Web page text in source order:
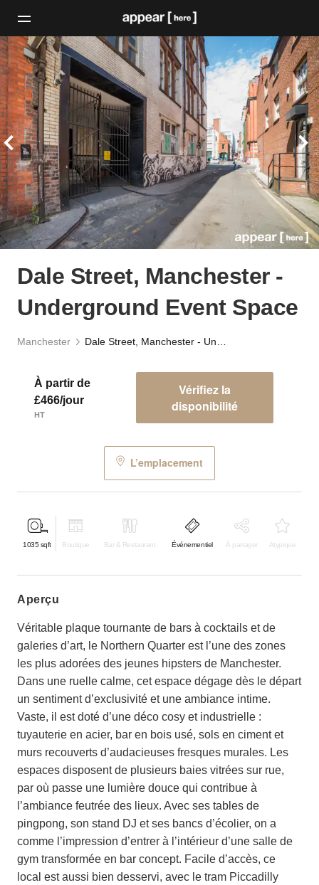
Dale Street, Manchester -
Underground Event Space
Manchester
À partir de
£466/jour
HT
Vérifiez la
disponibilité
L’emplacement
1035 sqft Boutique Bar & Restaurant Événementiel À partager Atypique
aperçu
Véritable plaque tournante de bars à cocktails et de
galeries d’art, le Northern Quarter est l’une des zones
les plus adorées des jeunes hipsters de Manchester.
Dans une ruelle calme, cet espace dégage dès le départ
un sentiment d’exclusivité et une ambiance intime.
Vaste, il est doté d’une déco cosy et industrielle :
tuyauterie en acier, bar en bois usé, sols en ciment et
murs recouverts d’audacieuses fresques murales. Les
espaces disposent de plusieurs baies vitrées sur rue,
par où passe une lumière douce qui contribue à
l’ambiance feutrée des lieux. Avec ses tables de
pingpong, son stand DJ et ses bancs d’écolier, on a
comme l’impression d’entrer à l’intérieur d’une salle de
gym transformée en bar concept. Facile d’accès, ce
local est aussi bien desservi, avec le tram Piccadilly